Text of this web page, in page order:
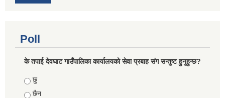
Poll
के तपाई देवघाट गाउँपालिका कार्यालयको सेवा प्रबाह संग सन्तुष्ट हुनुहुन्छ?
Choices
छु
छैन